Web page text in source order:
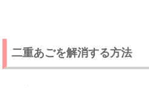
二重あごを解消する方法